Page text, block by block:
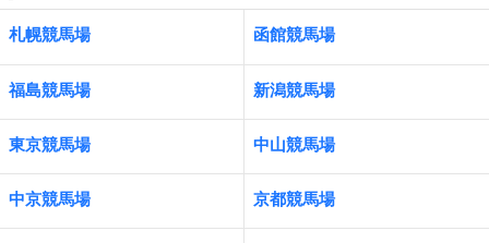
札幌競馬場 函館競馬場
福島競馬場 新潟競馬場
東京競馬場 中山競馬場
中京競馬場 京都競馬場